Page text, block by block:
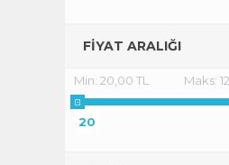
FİYAT ARALIĞI
Min: 20,00 TL Maks:
20